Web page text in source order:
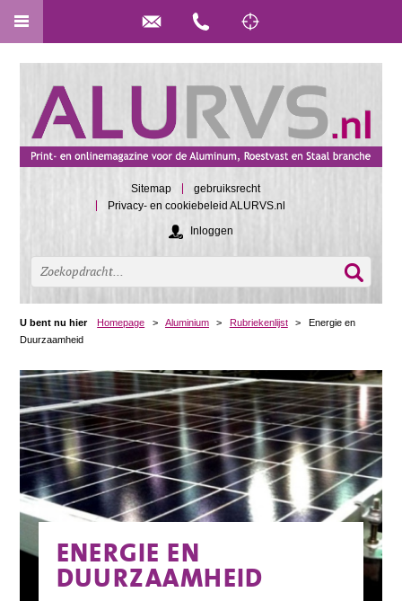
Sitemap
gebruiksrecht
Privacy- en cookiebeleid ALURVS.nl
Inloggen
U bent nu hier Homepage > Aluminium > Rubriekenlijst >
Energie en
Duurzaamheid
ENERGIE EN
DUURZAAMHEID